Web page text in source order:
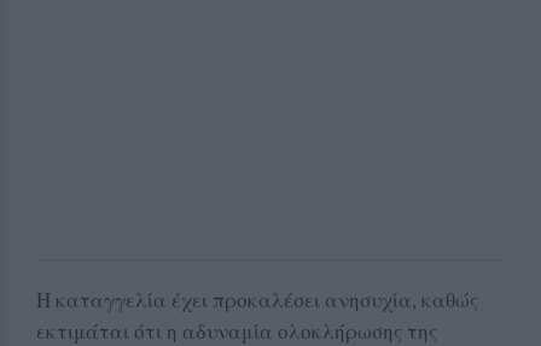
Η καταγγελία έχει προκαλέσει ανησυχία, καθώς
εκτιμάται ότι η αδυναμία ολοκλήρωσης της